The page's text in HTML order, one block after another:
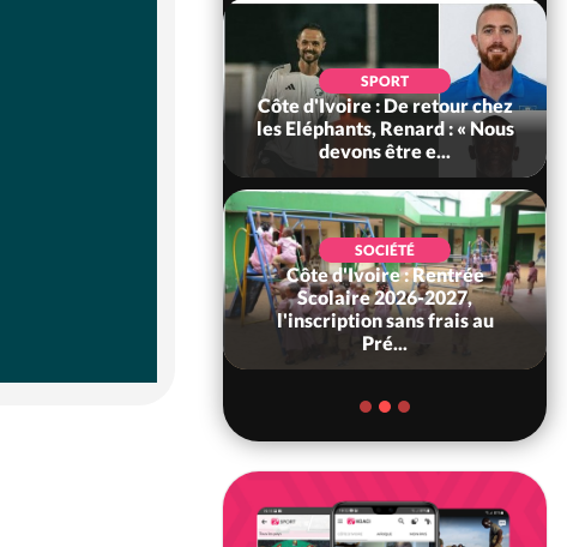
SPORT
Côte d'Ivoire : De retour chez
les Eléphants, Renard : « Nous
devons être e...
SOCIÉTÉ
Côte d'Ivoire : Rentrée
Scolaire 2026-2027,
l'inscription sans frais au
Pré...